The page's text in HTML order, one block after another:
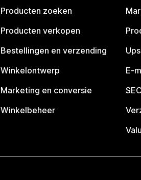
Producten zoeken
Producten verkopen
Bestellingen en verzending
Winkelontwerp
Marketing en conversie
Winkelbeheer
E-